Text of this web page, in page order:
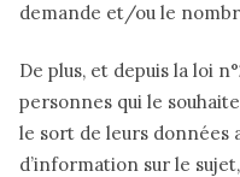
demande et/ou le
De plus, et depuis la loi
personnes qui le
le sort de leurs données
d’information sur le